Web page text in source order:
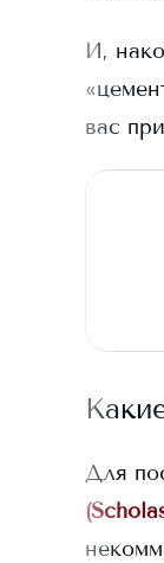
И,
вас
Для